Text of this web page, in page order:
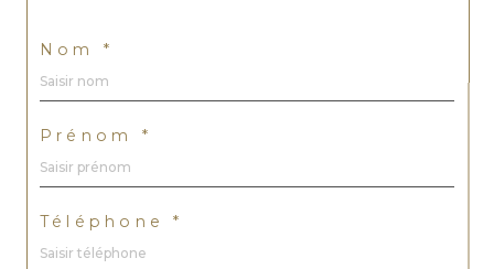
Nom *
Prénom *
Téléphone *